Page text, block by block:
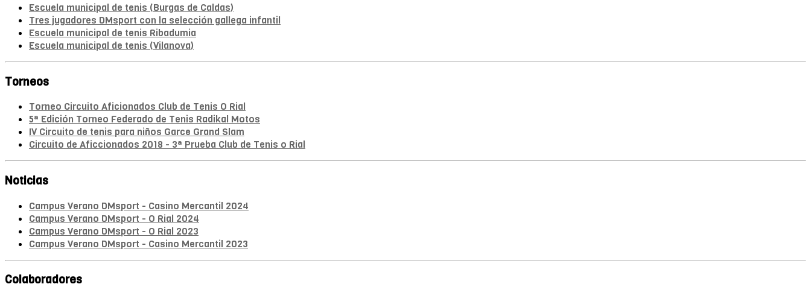
Escuela municipal de tenis (Burgas de Caldas)
Tres jugadores DMsport con la selección gallega infantil
Escuela municipal de tenis Ribadumia
Escuela municipal de tenis (Vilanova)
Torneos
Torneo Circuito Aficionados Club de Tenis O Rial
5ª Edición Torneo Federado de Tenis Radikal Motos
IV Circuito de tenis para niños Garce Grand Slam
Circuito de Aficcionados 2018 - 3ª Prueba Club de Tenis o Rial
Noticias
Campus Verano DMsport - Casino Mercantil 2024
Campus Verano DMsport - O Rial 2024
Campus Verano DMsport - O Rial 2023
Campus Verano DMsport - Casino Mercantil 2023
Colaboradores